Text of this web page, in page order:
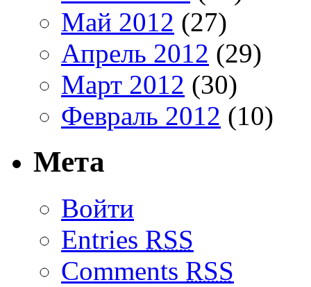
Май 2012 (27)
Апрель 2012 (29)
Март 2012 (30)
Февраль 2012 (10)
Мета
Войти
Entries RSS
Comments RSS